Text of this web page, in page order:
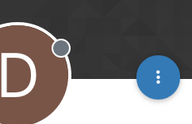
D Desconectado